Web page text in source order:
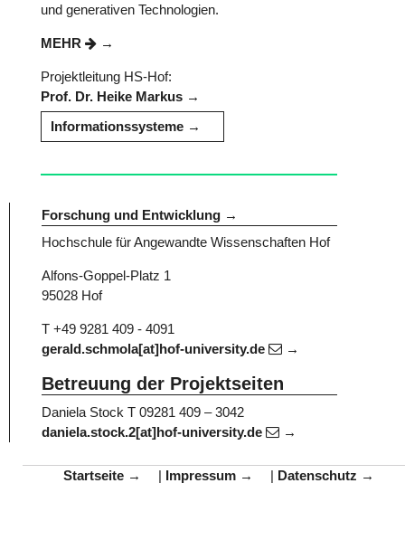
und generativen Technologien.
MEHR
Projektleitung HS-Hof:
Prof. Dr. Heike Markus
Informationssysteme
Forschung und Entwicklung
Hochschule für Angewandte Wissenschaften Hof
Alfons-Goppel-Platz 1
95028 Hof
T +49 9281 409 - 4091
gerald.schmola[at]hof-university.de
Betreuung der Projektseiten
Daniela Stock T 09281 409 – 3042
daniela.stock.2[at]hof-university.de
Startseite | Impressum | Datenschutz